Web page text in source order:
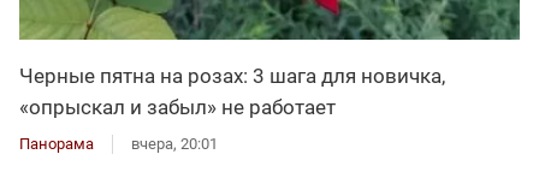
Черные пятна на розах: 3 шага для новичка,
«опрыскал и забыл» не работает
Панорама вчера, 20:01